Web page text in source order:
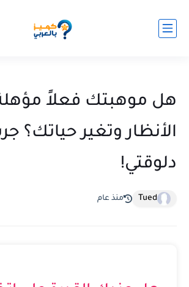
هل موهبتك فعلاً
الأنظار وتغير
دلوقتي!
Tued منذ عام